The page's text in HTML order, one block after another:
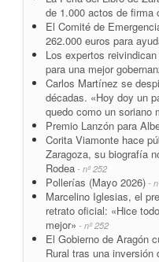
de 1.000 actos de firma
El Comité de
262.000 euros para
Los expertos
para una mejor
Carlos Martínez se
décadas. «Hoy doy un
quedo como un soriano
Premio Lanzón para
Corita Viamonte hace
Zaragoza, su biografía
Rodea - nº 252
Pollerías (Mayo 2026) -
Marcelino Iglesias, el
retrato oficial: «Hice
mejor» - nº 252
El Gobierno de Aragón
Rural tras una inversión